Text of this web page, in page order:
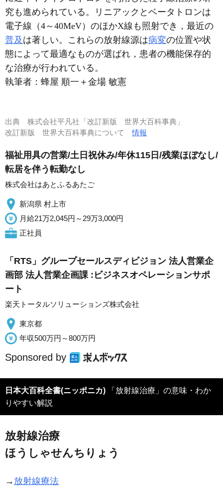
究も進められている。リニアックとベータトロンは
電子線（4～40MeV）のほかX線も照射でき，最近の
普及 は著しい。これらの放射線源は病変の位置や状
態によって最適なものが選ばれ，患者の機能保存的
な治療が行われている。
執筆者： 蜂屋 順一＋金場 敏憲
出典 株式会社平凡社「改訂新版 世界大百科事典」
改訂新版 世界大百科事典について情報
福祉用具の営業/土日祝休み/年休115日/残業ほぼなし/
転居を伴う転勤なし
株式会社はあとふるあたご
新潟県 村上市
月給21万2,045円～29万3,000円
正社員
「RTS」グループセールスディビジョン 法人営業企
画部 法人営業企画課 :ビジネスオペレーションサポ
ート
楽天トータルソリューションズ株式会社
東京都
年収500万円～800万円
Sponsored by
日本大百科全書(ニッポニカ) 「放射線治療」の意味・わか
りやすい解説
放射線治療
ほうしゃせんちりょう
→ 放射線療法